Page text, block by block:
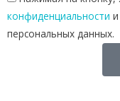
конфиденциальности
персональных данных.